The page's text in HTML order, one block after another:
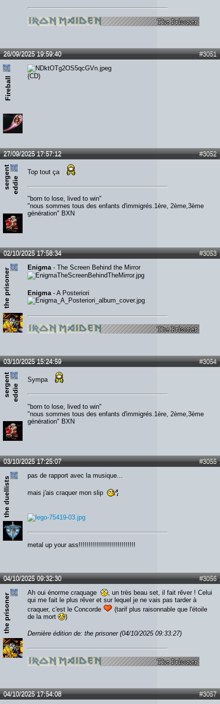
#3051
26/09/2025 19:59:40
Fireball (CD)
#3052
27/09/2025 17:57:12
s
e
rg
e
n
t
e
d
d
ie
Top tout ça
"born to lose, lived to win"
"nous sommes tous des enfants d'immigrés.1ère, 2ème,3ème
génération" BXN
#3053
02/10/2025 17:58:34
the prisoner
Enigma- The Screen Behind the Mirror
Enigma - A Posteriori
#3054
03/10/2025 15:24:59
s
e
rg
e
n
t
e
d
d
ie
Sympa
"born to lose, lived to win"
"nous sommes tous des enfants d'immigrés.1ère, 2ème,3ème
génération" BXN
#3055
03/10/2025 17:25:07
the duellists
pas de rapport avec la musique...
mais j'ais craquer mon slip
metal up your ass!!!!!!!!!!!!!!!!!!!!!!!!!!!!!
#3056
04/10/2025 09:32:30
the prisoner
Ah oui énorme craquage
, un très beau set, il fait rêver ! Celui
qui me fait le plus rêver et sur lequel je ne vais pas tarder à
craquer, c'est le Concorde
(tarif plus raisonnable que l'étoile
de la mort
)
Dernière édition de: the prisoner (04/10/2025 09:33:27)
#3057
04/10/2025 17:54:08